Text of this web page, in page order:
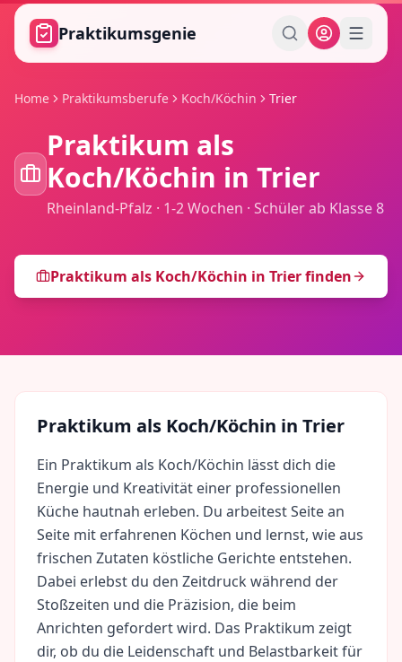
Zum Hauptinhalt springen
Praktikumsgenie
Home Praktikumsberufe Koch/Köchin Trier
Praktikum als
Koch/Köchin in Trier
Rheinland-Pfalz · 1-2 Wochen · Schüler ab Klasse 8
Praktikum als Koch/Köchin in Trierfinden
Praktikum als Koch/Köchin in Trier
Ein Praktikum als Koch/Köchin lässt dich die
Energie und Kreativität einer professionellen
Küche hautnah erleben. Du arbeitest Seite an
Seite mit erfahrenen Köchen und lernst, wie aus
frischen Zutaten köstliche Gerichte entstehen.
Dabei erlebst du den Zeitdruck während der
Stoßzeiten und die Präzision, die beim
Anrichten gefordert wird. Das Praktikum zeigt
dir, ob du die Leidenschaft und Belastbarkeit für